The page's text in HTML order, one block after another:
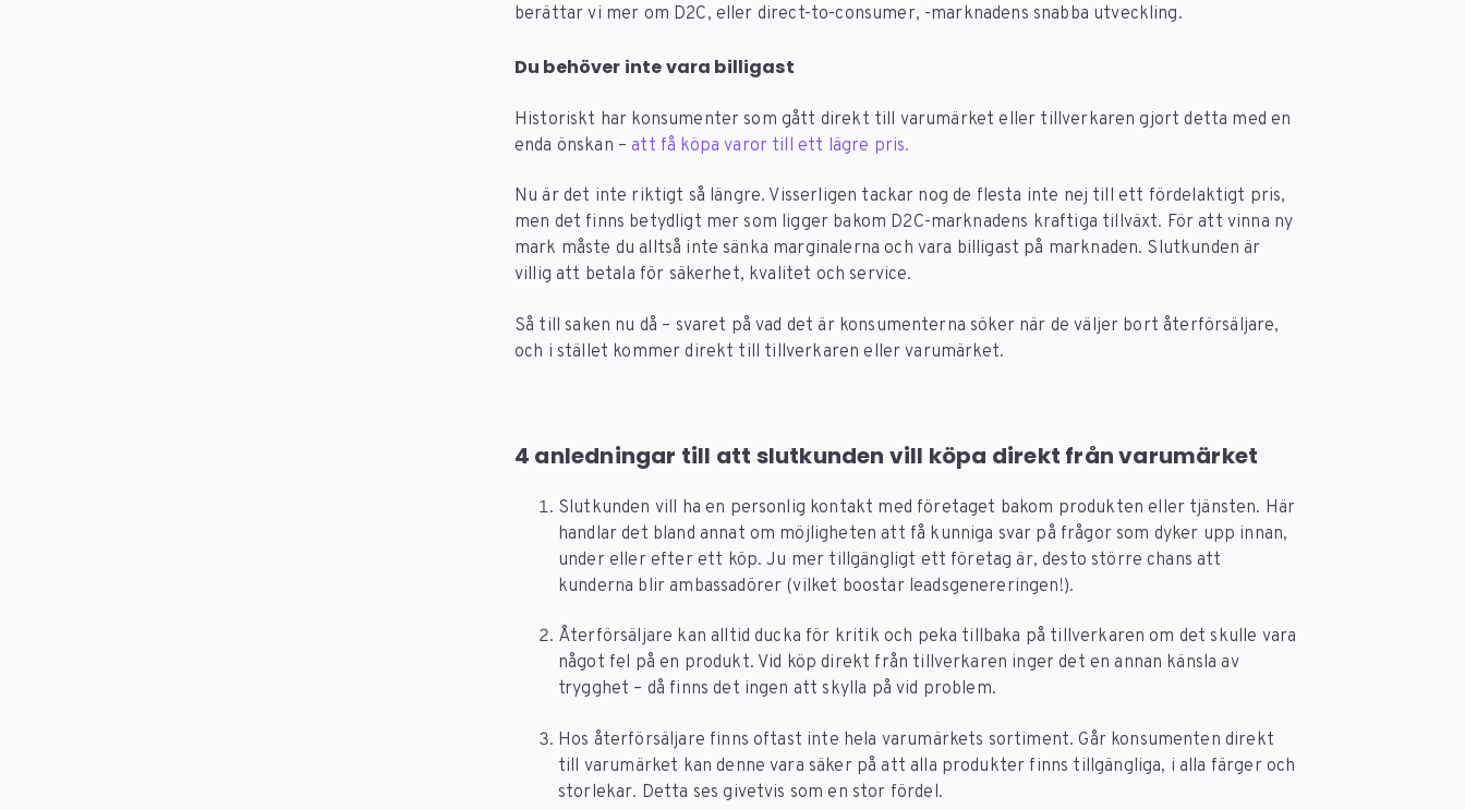
berättar vi mer om D2C, eller direct-to-consumer, -marknadens snabba utveckling.
Du behöver inte vara billigast
Historiskt har konsumenter som gått direkt till varumärket eller tillverkaren gjort detta med en
enda önskan – att få köpa varor till ett lägre pris.
Nu är det inte riktigt så längre. Visserligen tackar nog de flesta inte nej till ett fördelaktigt pris,
men det finns betydligt mer som ligger bakom D2C-marknadens kraftiga tillväxt. För att vinna ny
mark måste du alltså inte sänka marginalerna och vara billigast på marknaden. Slutkunden är
villig att betala för säkerhet, kvalitet och service.
Så till saken nu då – svaret på vad det är konsumenterna söker när de väljer bort återförsäljare,
och i stället kommer direkt till tillverkaren eller varumärket.
4 anledningar till att slutkunden vill köpa direkt från varumärket
Slutkunden vill ha en personlig kontakt med företaget bakom produkten eller tjänsten. Här
handlar det bland annat om möjligheten att få kunniga svar på frågor som dyker upp innan,
under eller efter ett köp. Ju mer tillgängligt ett företag är, desto större chans att
kunderna blir ambassadörer (vilket boostar leadsgenereringen!).
Återförsäljare kan alltid ducka för kritik och peka tillbaka på tillverkaren om det skulle vara
något fel på en produkt. Vid köp direkt från tillverkaren inger det en annan känsla av
trygghet – då finns det ingen att skylla på vid problem.
Hos återförsäljare finns oftast inte hela varumärkets sortiment. Går konsumenten direkt
till varumärket kan denne vara säker på att alla produkter finns tillgängliga, i alla färger och
storlekar. Detta ses givetvis som en stor fördel.